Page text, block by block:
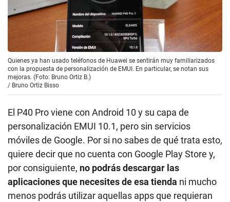
Quienes ya han usado teléfonos de Huawei se sentirán muy familiarizados
con la propuesta de personalización de EMUI. En particular, se notan sus
mejoras. (Foto: Bruno Ortiz B.)
/ Bruno Ortiz Bisso
El P40 Pro viene con Android 10 y su capa de
personalización EMUI 10.1, pero sin servicios
móviles de Google. Por si no sabes de qué trata esto,
quiere decir que no cuenta con Google Play Store y,
por consiguiente, no podrás descargar las
aplicaciones que necesites de esa tienda ni mucho
menos podrás utilizar aquellas apps que requieran